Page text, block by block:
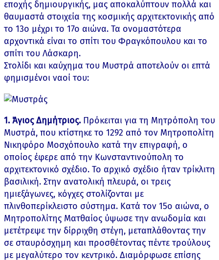
εποχής δημιουργικής, μας αποκαλύπτουν πολλά και
θαυμαστά στοιχεία της κοσμικής αρχιτεκτονικής από
το 13ο μέχρι το 17ο αιώνα. Τα ονομαστότερα
αρχοντικά είναι το σπίτι του Φραγκόπουλου και το
σπίτι του Λάσκαρη.
Στολίδι και καύχημα του Μυστρά αποτελούν οι επτά
φημισμένοι ναοί του:
1. Άγιος Δημήτριος.Πρόκειται για τη Μητρόπολη του
Μυστρά, που κτίστηκε το 1292 από τον Μητροπολίτη
Νικηφόρο Μοσχόπουλο κατά την επιγραφή, ο
οποίος έφερε από την Κωνσταντινούπολη το
αρχιτεκτονικό σχέδιο. Το αρχικό σχέδιο ήταν τρίκλιτη
βασιλική. Στην ανατολική πλευρά, οι τρεις
ημιεξάγωνες, κόγχες στολίζονται με
πλινθοπερίκλειστο σύστημα. Κατά τον 15ο αιώνα, ο
Μητροπολίτης Ματθαίος ύψωσε την ανωδομία και
μετέτρεψε την δίρριχθη στέγη, μεταπλάθοντας την
σε σταυρόσχημη και προσθέτοντας πέντε τρούλους
με μεγαλύτερο τον κεντρικό. Διαμόρφωσε επίσης